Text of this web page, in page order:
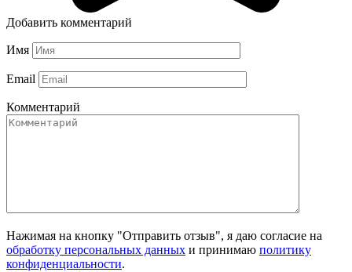
Добавить комментарий
Имя
Email
Комментарий
Нажимая на кнопку "Отправить отзыв", я даю согласие на
обработку персональных данных и принимаю политику
конфиденциальности.